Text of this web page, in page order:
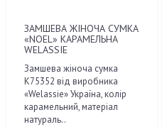
ЗАМШЕВА ЖІНОЧА СУМКА
«NOEL» КАРАМЕЛЬНА
WELASSIE
Замшева жіноча сумка
К75352 від виробника
«Welassie» Україна, колір
карамельний, матеріал
натураль..